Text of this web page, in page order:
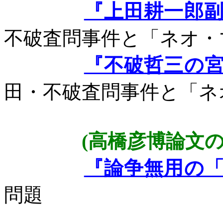
『上田耕一郎
不破査問事件と「ネオ
『不破哲三の
田・不破査問事件と「
(高橋彦博論文
『論争無用の
問題